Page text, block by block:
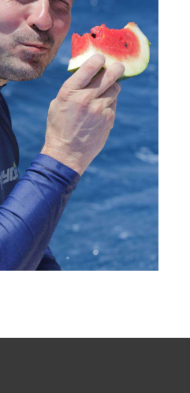
Фотки
Станции
Россия